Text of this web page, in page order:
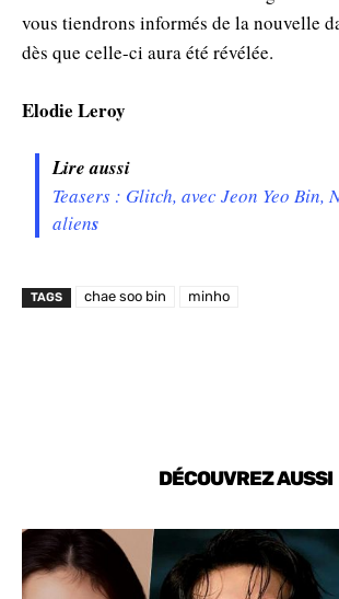
vous tiendrons informés de la nouvelle
dès que celle-ci aura été révélée.
Elodie Leroy
Lire aussi
Teasers : Glitch, avec Jeon Yeo Bin,
aliens
TAGS chae soo bin minho
DÉCOUVREZ AUSSI